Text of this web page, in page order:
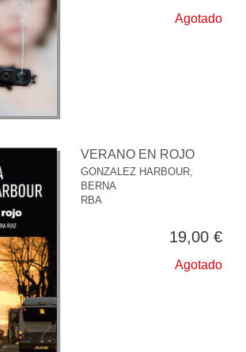
Agotado
VERANO EN ROJO
GONZALEZ HARBOUR,
BERNA
RBA
19,00 €
Agotado